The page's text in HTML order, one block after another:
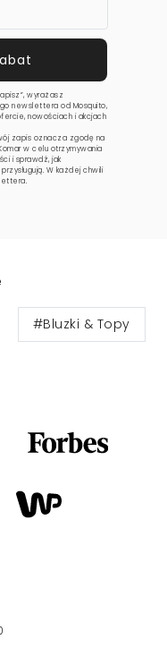
wyrażasz
newslettera od Mosquito,
nowościach i akcjach
zapis oznacza zgodę na
w celu otrzymywania
i sprawdź, jak
W każdej chwili
#Bluzki & Topy